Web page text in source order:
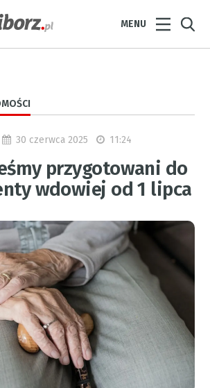
MENU
30 czerwca 2025 11:24
przygotowani do
wdowiej od 1 lipca